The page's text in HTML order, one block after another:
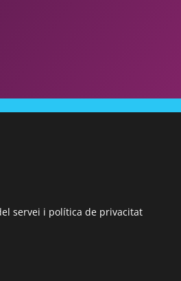
servei i política de privacitat